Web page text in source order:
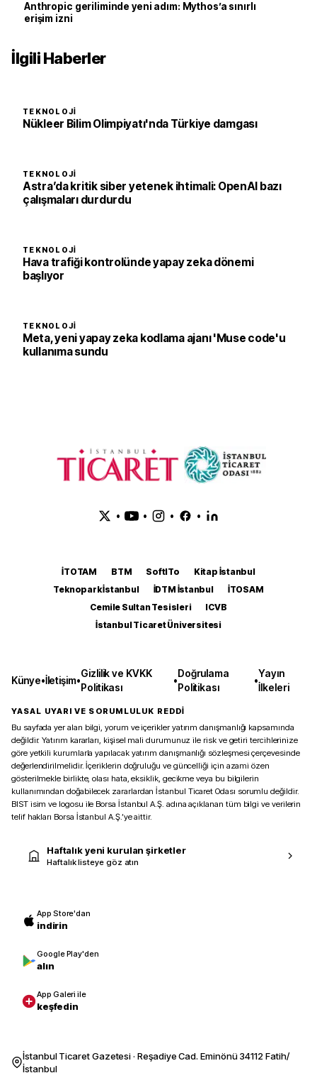
Anthropic geriliminde yeni adım: Mythos’a sınırlı
erişim izni
İlgili Haberler
TEKNOLOJI
Nükleer Bilim Olimpiyatı'nda Türkiye damgası
TEKNOLOJI
Astra’da kritik siber yetenek ihtimali: OpenAI bazı
çalışmaları durdurdu
TEKNOLOJI
Hava trafiği kontrolünde yapay zeka dönemi
başlıyor
TEKNOLOJI
Meta, yeni yapay zeka kodlama ajanı 'Muse code'u
kullanıma sundu
• • • •
İTOTAM BTM SoftITo
Kitap İstanbul
Teknopark İstanbul
İDTM İstanbul
İTOSAM
Cemile Sultan Tesisleri
ICVB
İstanbul Ticaret Üniversitesi
Künye•İletişim•
Gizlilik ve KVKK
Politikası
•
Doğrulama
Politikası
•
Yayın
İlkeleri
YASAL UYARI VE SORUMLULUK REDDİ
Bu sayfada yer alan bilgi, yorum ve içerikler yatırım danışmanlığı kapsamında
değildir. Yatırım kararları, kişisel mali durumunuz ile risk ve getiri tercihlerinize
göre yetkili kurumlarla yapılacak yatırım danışmanlığı sözleşmesi çerçevesinde
değerlendirilmelidir. İçeriklerin doğruluğu ve güncelliği için azami özen
gösterilmekle birlikte, olası hata, eksiklik, gecikme veya bu bilgilerin
kullanımından doğabilecek zararlardan İstanbul Ticaret Odası sorumlu değildir.
BIST isim ve logosu ile Borsa İstanbul A.Ş. adına açıklanan tüm bilgi ve verilerin
telif hakları Borsa İstanbul A.Ş.’ye aittir.
Haftalık yeni kurulan şirketler
Haftalık listeye göz atın
App Store'dan
indirin
Google Play'den
alın
App Galeri ile
keşfedin
İstanbul Ticaret Gazetesi · Reşadiye Cad. Eminönü 34112 Fatih/
İstanbul